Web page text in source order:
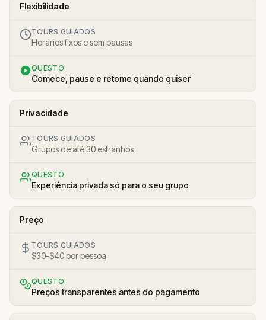
Flexibilidade
TOURS GUIADOS
Horários fixos e sem pausas
QUESTO
Comece, pause e retome quando quiser
Privacidade
TOURS GUIADOS
Grupos de até 30 estranhos
QUESTO
Experiência privada só para o seu grupo
Preço
TOURS GUIADOS
$30-$40 por pessoa
QUESTO
Preços transparentes antes do pagamento